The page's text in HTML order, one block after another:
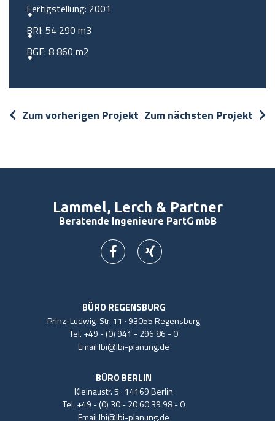
Fertigstellung: 2001
BRI: 54 290 m3
BGF: 8 860 m2
Zum vorherigen Projekt Zum nächsten Projekt
Lammel, Lerch & Partner
Beratende Ingenieure PartG mbB
BÜRO REGENSBURG
Prinz-Ludwig-Str. 11 · 93055 Regensburg
Tel. +49 - (0) 941 - 296 86 - 0
Emaillbi@lbi-planung.de
BÜRO BERLIN
Kleinaustr. 5 · 14169 Berlin
Tel. +49 - (0) 30 - 20 60 39 98 - 0
Emaillbi@lbi-planung.de